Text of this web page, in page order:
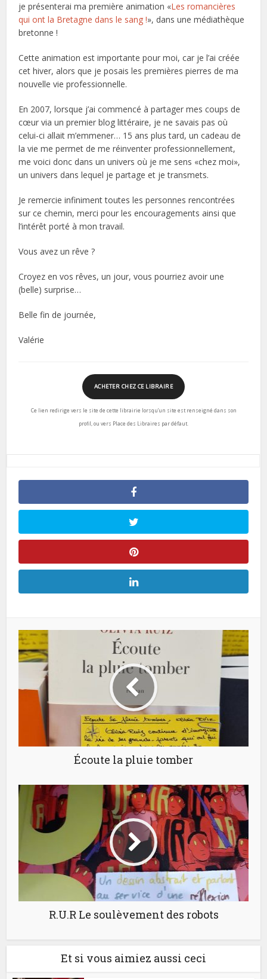
je présenterai ma première animation «Les romancières
qui ont la Bretagne dans le sang !», dans une médiathèque
bretonne !
Cette animation est importante pour moi, car je l’ai créée
cet hiver, alors que je posais les premières pierres de ma
nouvelle vie professionnelle.
En 2007, lorsque j’ai commencé à partager mes coups de
cœur via un premier blog littéraire, je ne savais pas où
celui-ci allait m’emmener… 15 ans plus tard, un cadeau de
la vie me permet de me réinventer professionnellement,
me voici donc dans un univers où je me sens «chez moi»,
un univers dans lequel je partage et je transmets.
Je remercie infiniment toutes les personnes rencontrées
sur ce chemin, merci pour les encouragements ainsi que
l’intérêt porté à mon travail.
Vous avez un rêve ?
Croyez en vos rêves, un jour, vous pourriez avoir une
(belle) surprise…
Belle fin de journée,
Valérie
ACHETER CHEZ CE LIBRAIRE
Ce lien redirige vers le site de cette librairie lorsqu’un site est renseigné dans son
profil, ou vers Place des Libraires par défaut.
Écoute la pluie tomber
R.U.R Le soulèvement des robots
Et si vous aimiez aussi ceci